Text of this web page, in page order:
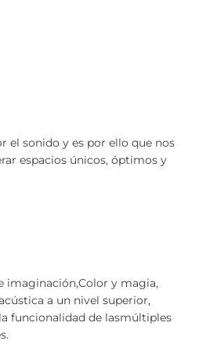
el sonido y es por ello que nos
espacios únicos, óptimos y
imaginación,​Color y magia,
a un nivel superior,
funcionalidad de las​múltiples